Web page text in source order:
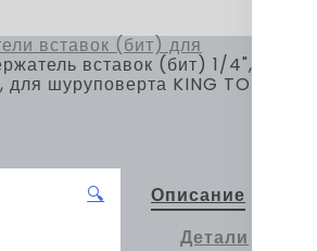
вставок (бит) для
вставок (бит) 1/4", 300
шуруповерта KING TONY
🔍
Описание
Детали